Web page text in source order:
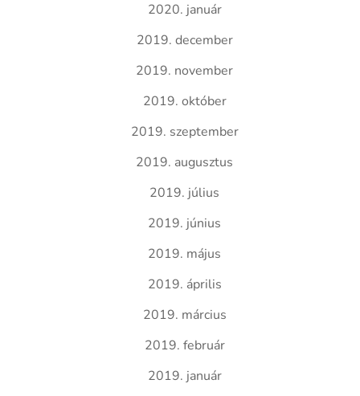
2020. január
2019. december
2019. november
2019. október
2019. szeptember
2019. augusztus
2019. július
2019. június
2019. május
2019. április
2019. március
2019. február
2019. január